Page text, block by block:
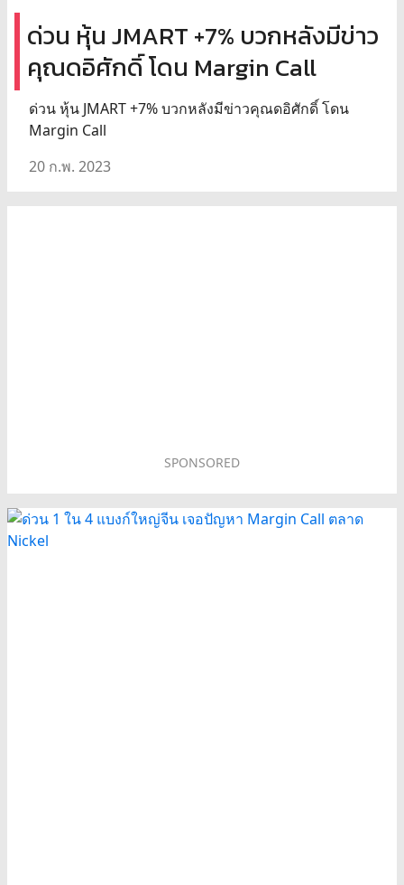
ด่วน หุ้น JMART +7% บวกหลังมีข่าว
คุณดอิศักดิ์ โดน Margin Call
ด่วน หุ้น JMART +7% บวกหลังมีข่าวคุณดอิศักดิ์ โดน
Margin Call
20 ก.พ. 2023
SPONSORED